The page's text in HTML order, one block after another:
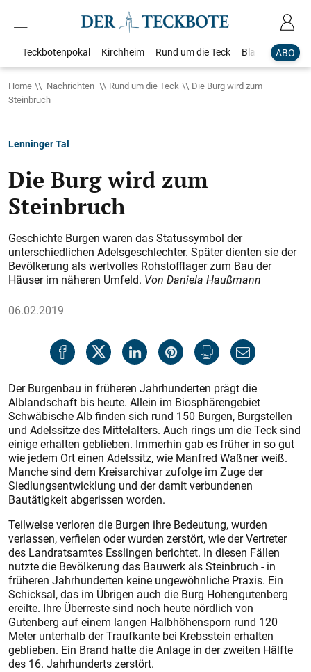
ABO
Teckbotenpokal Kirchheim Rund um die Teck Blaulicht
Home Nachrichten Rund um die Teck
Die Burg wird zum
Steinbruch
Lenninger Tal
Die Burg wird zum
Steinbruch
Geschichte Burgen waren das Statussymbol der
unterschiedlichen Adelsgeschlechter. Später dienten sie der
Bevölkerung als wertvolles Rohstofflager zum Bau der
Häuser im näheren Umfeld. Von Daniela Haußmann
06.02.2019
Der Burgenbau in früheren Jahrhunderten prägt die
Alblandschaft bis heute. Allein im Biosphärengebiet
Schwäbische Alb finden sich rund 150 Burgen, Burgstellen
und Adelssitze des Mittelalters. Auch rings um die Teck sind
einige erhalten geblieben. Immerhin gab es früher in so gut
wie jedem Ort einen Adelssitz, wie Manfred Waßner weiß.
Manche sind dem Kreisarchivar zufolge im Zuge der
Siedlungsentwicklung und der damit verbundenen
Bautätigkeit abgerissen worden.
Teilweise verloren die Burgen ihre Bedeutung, wurden
verlassen, verfielen oder wurden zerstört, wie der Vertreter
des Landratsamtes Esslingen berichtet. In diesen Fällen
nutzte die Bevölkerung das Bauwerk als Steinbruch - in
früheren Jahrhunderten keine ungewöhnliche Praxis. Ein
Schicksal, das im Übrigen auch die Burg Hohengutenberg
ereilte. Ihre Überreste sind noch heute nördlich von
Gutenberg auf einem langen Halbhöhensporn rund 120
Meter unterhalb der Traufkante bei Krebsstein erhalten
geblieben. Ein Brand hatte die Anlage in der zweiten Hälfte
des 16. Jahrhunderts zerstört.